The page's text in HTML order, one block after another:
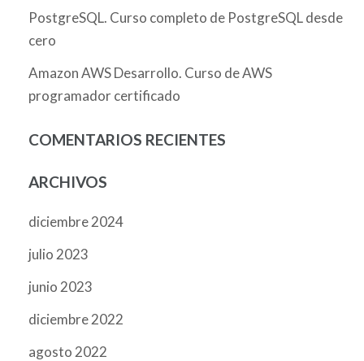
PostgreSQL. Curso completo de PostgreSQL desde
cero
Amazon AWS Desarrollo. Curso de AWS
programador certificado
COMENTARIOS RECIENTES
ARCHIVOS
diciembre 2024
julio 2023
junio 2023
diciembre 2022
agosto 2022